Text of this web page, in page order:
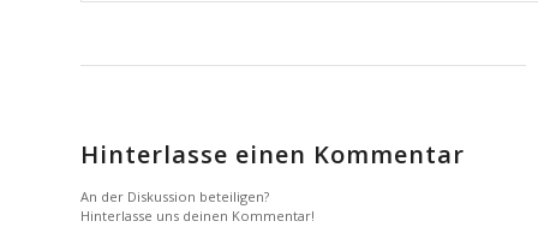
Hinterlasse einen Kommentar
An der Diskussion beteiligen?
Hinterlasse uns deinen Kommentar!